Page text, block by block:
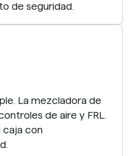
de seguridad.
La mezcladora de
de aire y FRL.
caja con